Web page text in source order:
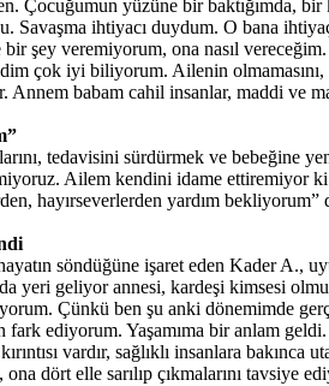
Çocuğumun yüzüne bir baktığımda,
Savaşma ihtiyacı duydum. O bana
şey veremiyorum, ona nasıl
çok iyi biliyorum. Ailenin
Annem babam cahil insanlar, maddi ve
tedavisini sürdürmek ve bebeğine
Ailem kendini idame ettiremiyor ki
hayırseverlerden yardım bekliyorum”
söndüğüne işaret eden Kader A.,
yeri geliyor annesi, kardeşi kimsesi
Çünkü ben şu anki dönemimde
ediyorum. Yaşamıma bir anlam
vardır, sağlıklı insanlara
ona dört elle sarılıp çıkmalarını